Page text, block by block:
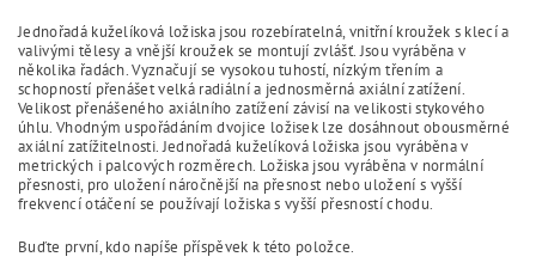
Jednořadá kuželíková ložiska jsou rozebíratelná, vnitřní kroužek s klecí a
valivými tělesy a vnější kroužek se montují zvlášť. Jsou vyráběna v
několika řadách. Vyznačují se vysokou tuhostí, nízkým třením a
schopností přenášet velká radiální a jednosměrná axiální zatížení.
Velikost přenášeného axiálního zatížení závisí na velikosti stykového
úhlu. Vhodným uspořádáním dvojice ložisek lze dosáhnout obousměrné
axiální zatížitelnosti. Jednořadá kuželíková ložiska jsou vyráběna v
metrických i palcových rozměrech. Ložiska jsou vyráběna v normální
přesnosti, pro uložení náročnější na přesnost nebo uložení s vyšší
frekvencí otáčení se používají ložiska s vyšší přesností chodu.
Buďte první, kdo napíše příspěvek k této položce.